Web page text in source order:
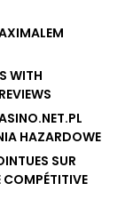
WITH
HAZARDOWE
SUR
COMPÉTITIVE